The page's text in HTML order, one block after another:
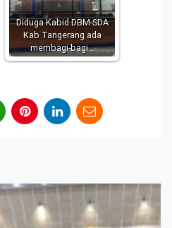
Diduga Kabid DBM-SDA
Kab Tangerang ada
membagi-bagi…